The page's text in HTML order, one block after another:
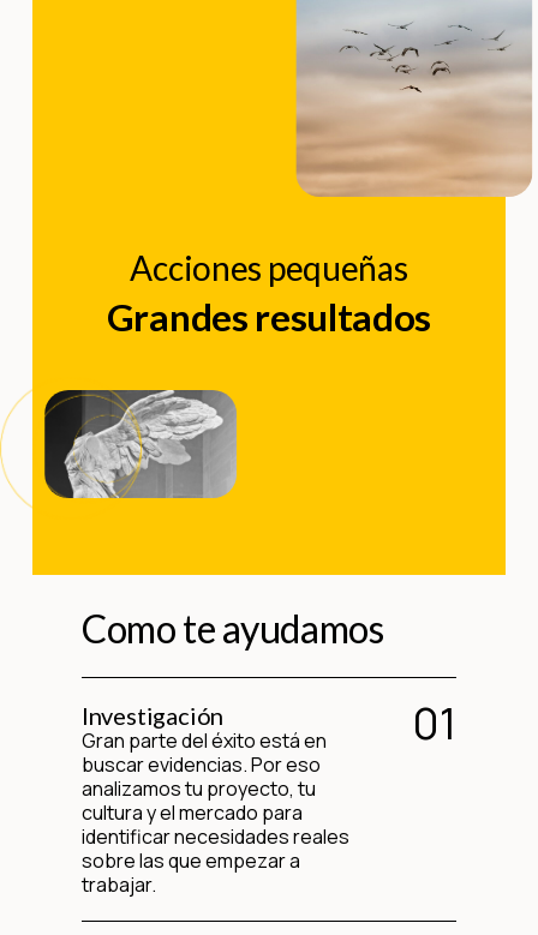
Acciones pequeñas
Grandes resultados
Comoteayudamos
Investigación
Gran parte del éxito está en
buscar evidencias. Por eso
analizamos tu proyecto, tu
cultura y el mercado para
identificar necesidades reales
sobre las que empezar a
trabajar.
01